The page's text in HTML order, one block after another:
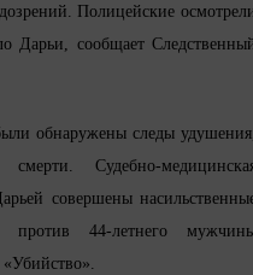
Полицейские
Дарьи, сообщает
обнаружены следы
Судебно-
совершены
против 44-летнего